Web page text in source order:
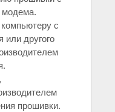
модема.
с
другого
прошивки.